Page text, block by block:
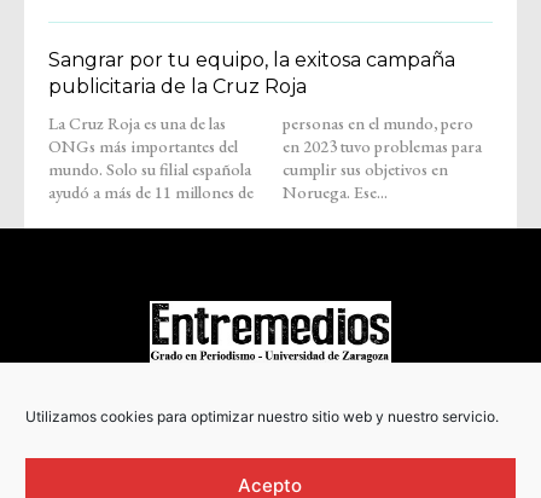
Utilizamos cookies para optimizar nuestro sitio web y nuestro servicio.
Acepto
Sangrar por tu equipo, la exitosa campaña
publicitaria de la Cruz Roja
La Cruz Roja es una de las
ONGs más importantes del
mundo. Solo su filial española
ayudó a más de 11 millones de
personas en el mundo, pero
en 2023 tuvo problemas para
cumplir sus objetivos en
Noruega. Ese...